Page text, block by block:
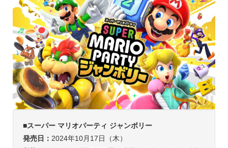
■スーパー マリオパーティ ジャンボリー
発売日： 2024年10月17日（木）